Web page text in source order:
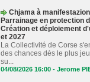
Chjama à
Parrainage en protection
Création et déploiement
et 2027
La Collectivité de Corse
des chances dès le plus
su...
04/08/2026 16:00 - Jerome